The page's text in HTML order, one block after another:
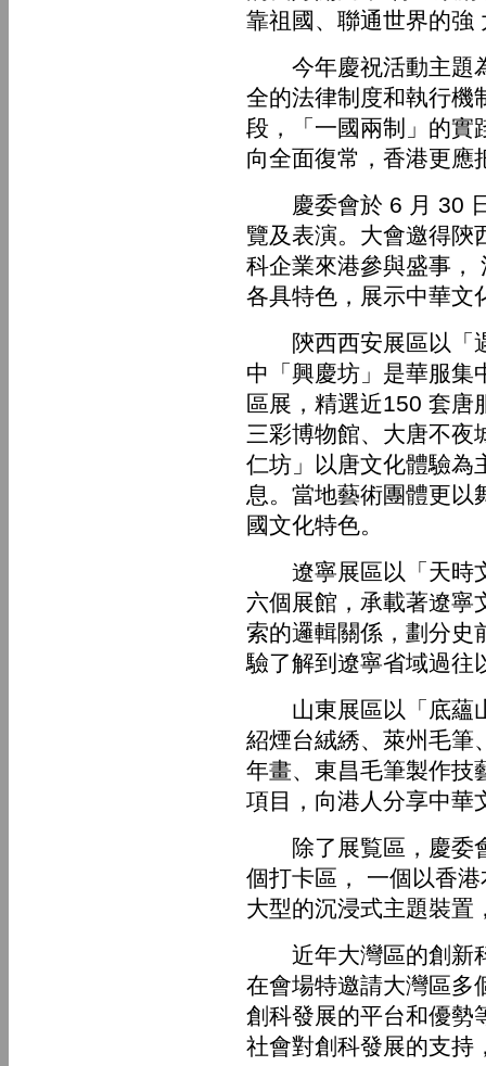
靠祖國、聯通世界的強
今年慶祝活動主題為
全的法律制度和執行機
段，「一國兩制」的實
向全面復常，香港更應
慶委會於 6 月 30 日
覽及表演。大會邀得陝
科企業來港參與盛事，
各具特色，展示中華文
陝西西安展區以「遇
中「興慶坊」是華服集
區展，精選近150 套唐
三彩博物館、大唐不夜
仁坊」以唐文化體驗為
息。當地藝術團體更以
國文化特色。
遼寧展區以「天時文
六個展館，承載著遼寧
索的邏輯關係，劃分史
驗了解到遼寧省域過往
山東展區以「底蘊山
紹煙台絨綉、萊州毛筆
年畫、東昌毛筆製作技
項目，向港人分享中華
除了展覧區，慶委會
個打卡區， 一個以香
大型的沉浸式主題裝置
近年大灣區的創新科
在會場特邀請大灣區多
創科發展的平台和優勢
社會對創科發展的支持